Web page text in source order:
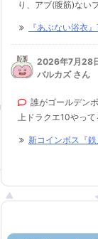
り、アブ(腹筋)ない
『あぶない浴衣
2026年7月28
バルカズ さん
誰がゴールデン
上ドラクエ10やっ
新コインボス『